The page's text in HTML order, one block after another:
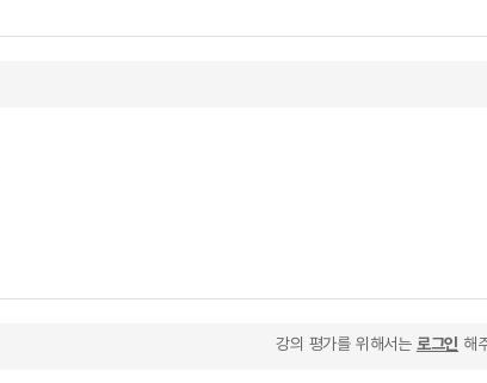
강의 평가를 위해서는 로그인 해